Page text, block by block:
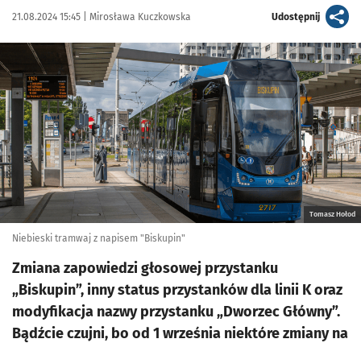
Data publikacji:
21.08.2024 15:45 | Autor:
Mirosława Kuczkowska Udostępnijartykuł
Kliknij, aby powiększyć
Tomasz Hołod
Niebieski tramwaj z napisem "Biskupin"
Zmiana zapowiedzi głosowej przystanku
„Biskupin”, inny status przystanków dla linii K oraz
modyfikacja nazwy przystanku „Dworzec Główny”.
Bądźcie czujni, bo od 1 września niektóre zmiany na